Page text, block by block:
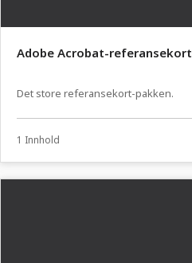
Adobe Acrobat-referansekort
Det store referansekort-pakken.
1 Innhold